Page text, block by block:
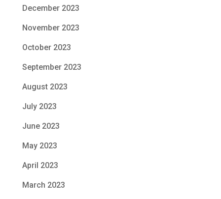
December 2023
November 2023
October 2023
September 2023
August 2023
July 2023
June 2023
May 2023
April 2023
March 2023